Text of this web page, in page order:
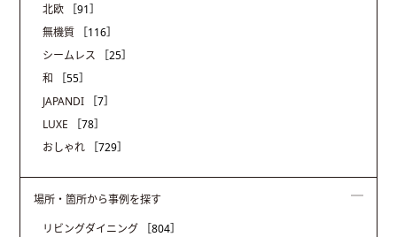
北欧
［91］
無機質
［116］
シームレス
［25］
和
［55］
JAPANDI
［7］
LUXE
［78］
おしゃれ
［729］
場所・箇所から事例を探す
リビングダイニング
［804］